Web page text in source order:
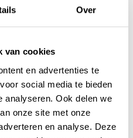
Over
van cookies
en advertenties te
social media te bieden
analyseren. Ook delen we
onze site met onze
en analyse. Deze
met 2 ruime
Torhout, vlakbij fiets- en
zaak met
10 jaar dezelfde uitbaters
! Een prachtige
!